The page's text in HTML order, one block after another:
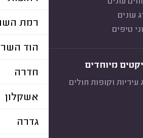
עונים
טיפים
מיוחדים
עיריות וקופות חולים
רמת
הוד
חדרה
אשקלון
גדרה